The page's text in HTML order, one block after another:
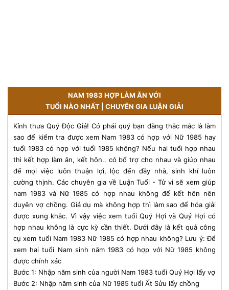
NAM 1983 HỢP LÀM ĂN VỚI
TUỔI NÀO NHẤT | CHUYÊN GIA LUẬN GIẢI
Kính thưa Quý Độc Giả! Có phải quý bạn đăng thắc mắc là làm
sao để kiểm tra được xem Nam 1983 có hợp với Nữ 1985 hay
tuổi 1983 có hợp với tuổi 1985 không? Nếu hai tuổi hợp nhau
thì kết hợp làm ăn, kết hôn.. có bổ trợ cho nhau và giúp nhau
để mọi việc luôn thuận lợi, lộc đến đầy nhà, sinh khí luôn
cường thịnh. Các chuyên gia về Luận Tuổi - Tử vi sẽ xem giúp
nam 1983 và Nữ 1985 có hợp nhau không để kết hôn nên
duyên vợ chồng. Giả dụ mà không hợp thì làm sao để hóa giải
được xung khắc. Vì vậy việc xem tuổi Quý Hợi và Quý Hợi có
hợp nhau không là cực kỳ cần thiết. Dưới đây là kết quả công
cụ xem tuổi Nam 1983 Nữ 1985 có hợp nhau không? Lưu ý: Để
xem hai tuổi Nam sinh năm 1983 có hợp với Nữ 1985 không
được chính xác
Bước 1: Nhập năm sinh của người Nam 1983 tuổi Quý Hợi lấy vợ
Bước 2: Nhập năm sinh của Nữ 1985 tuổi Ất Sửu lấy chồng